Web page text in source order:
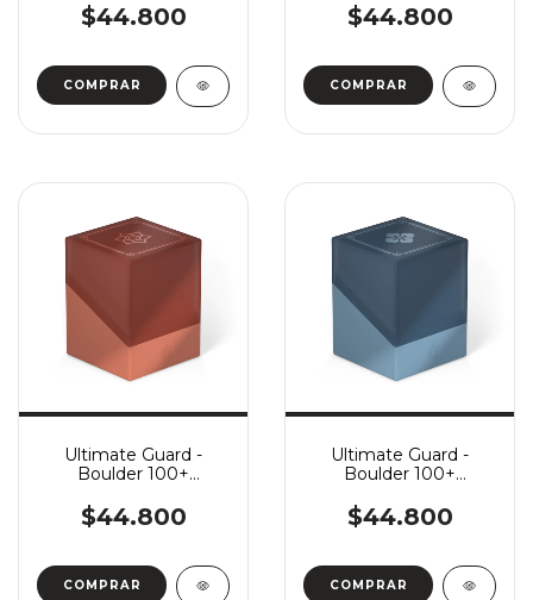
3: Suirei
$44.800
3: Kouyo
$44.800
Ultimate Guard -
Boulder 100+
3: Kousei
$44.800
Ultimate Guard -
Boulder 100+
3: Soushin
$44.800